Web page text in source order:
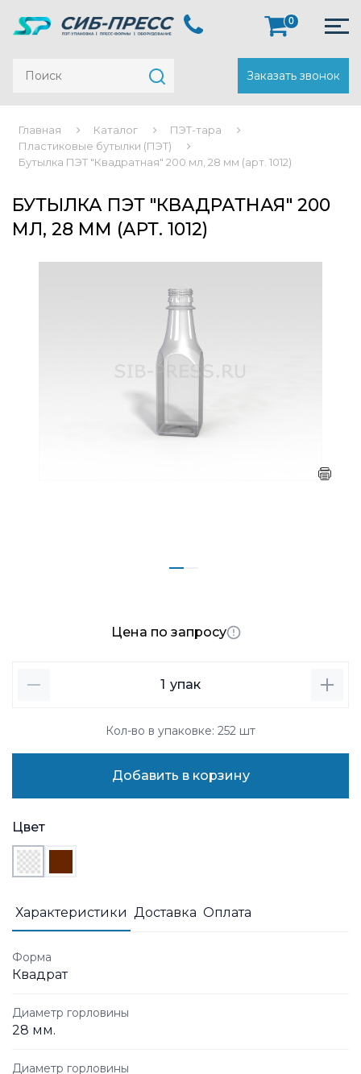
0
Заказать звонок
Главная Каталог
ПЭТ-тара
Пластиковые бутылки (ПЭТ)
Бутылка ПЭТ "Квадратная" 200 мл, 28 мм (арт. 1012)
БУТЫЛКА ПЭТ "КВАДРАТНАЯ" 200
МЛ, 28 ММ (АРТ. 1012)
Цвет
Цена по запросу
1 упак
Кол-во в упаковке: 252 шт
Добавить в корзину
Характеристики Доставка Оплата
Форма
Квадрат
Диаметр горловины
28 мм.
Диаметр горловины